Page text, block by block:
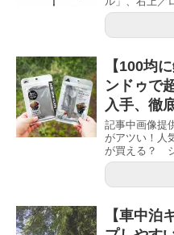
【100均
ンドゥで
入手、徹
記事中画像提
がアツい！人
が買える？
【車中泊